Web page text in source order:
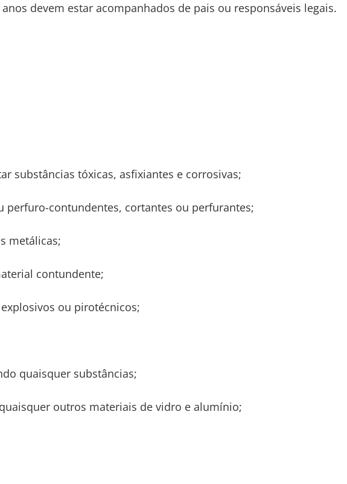
devem estar acompanhados de pais ou responsáveis legais.
substâncias tóxicas, asfixiantes e corrosivas;
perfuro-contundentes, cortantes ou perfurantes;
metálicas;
contundente;
ou pirotécnicos;
quaisquer substâncias;
outros materiais de vidro e alumínio;